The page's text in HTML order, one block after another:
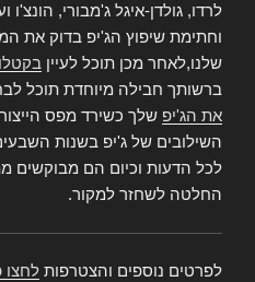
לרדו, גולדן-איגל ג'מבורי,
וחתימת שיפוץ הג'יפ בדוק את
שלנו,לאחר מכן תוכל לעיין
ברשותך חבילה מיוחדת תוכל
את הג'יפ שלך כשירד מפס
השילובים של ג'יפ בשנות
לכל הדעות וכיום הם מבוקשים
החלטה לשחזר למקור.
לפרטים נוספים והצטרפות לחצו